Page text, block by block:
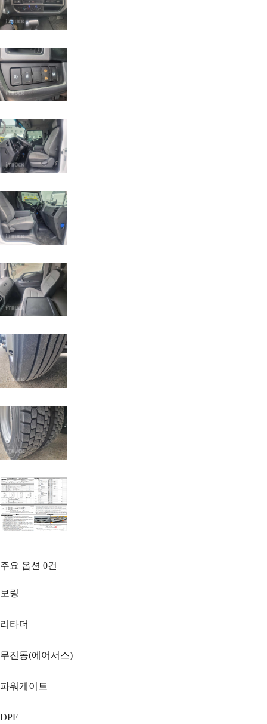
주요 옵션 0건
보링
리타더
무진동(에어서스)
파워게이트
DPF